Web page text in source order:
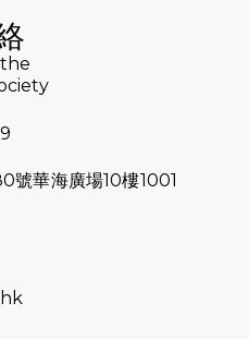
118公里分享暨香港傷健共
年晚宴】
恆常練習 - 7月9日（19:00
）
號華海廣場10樓1001